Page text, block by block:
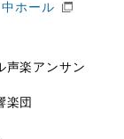
ホール
声楽アンサン
楽団